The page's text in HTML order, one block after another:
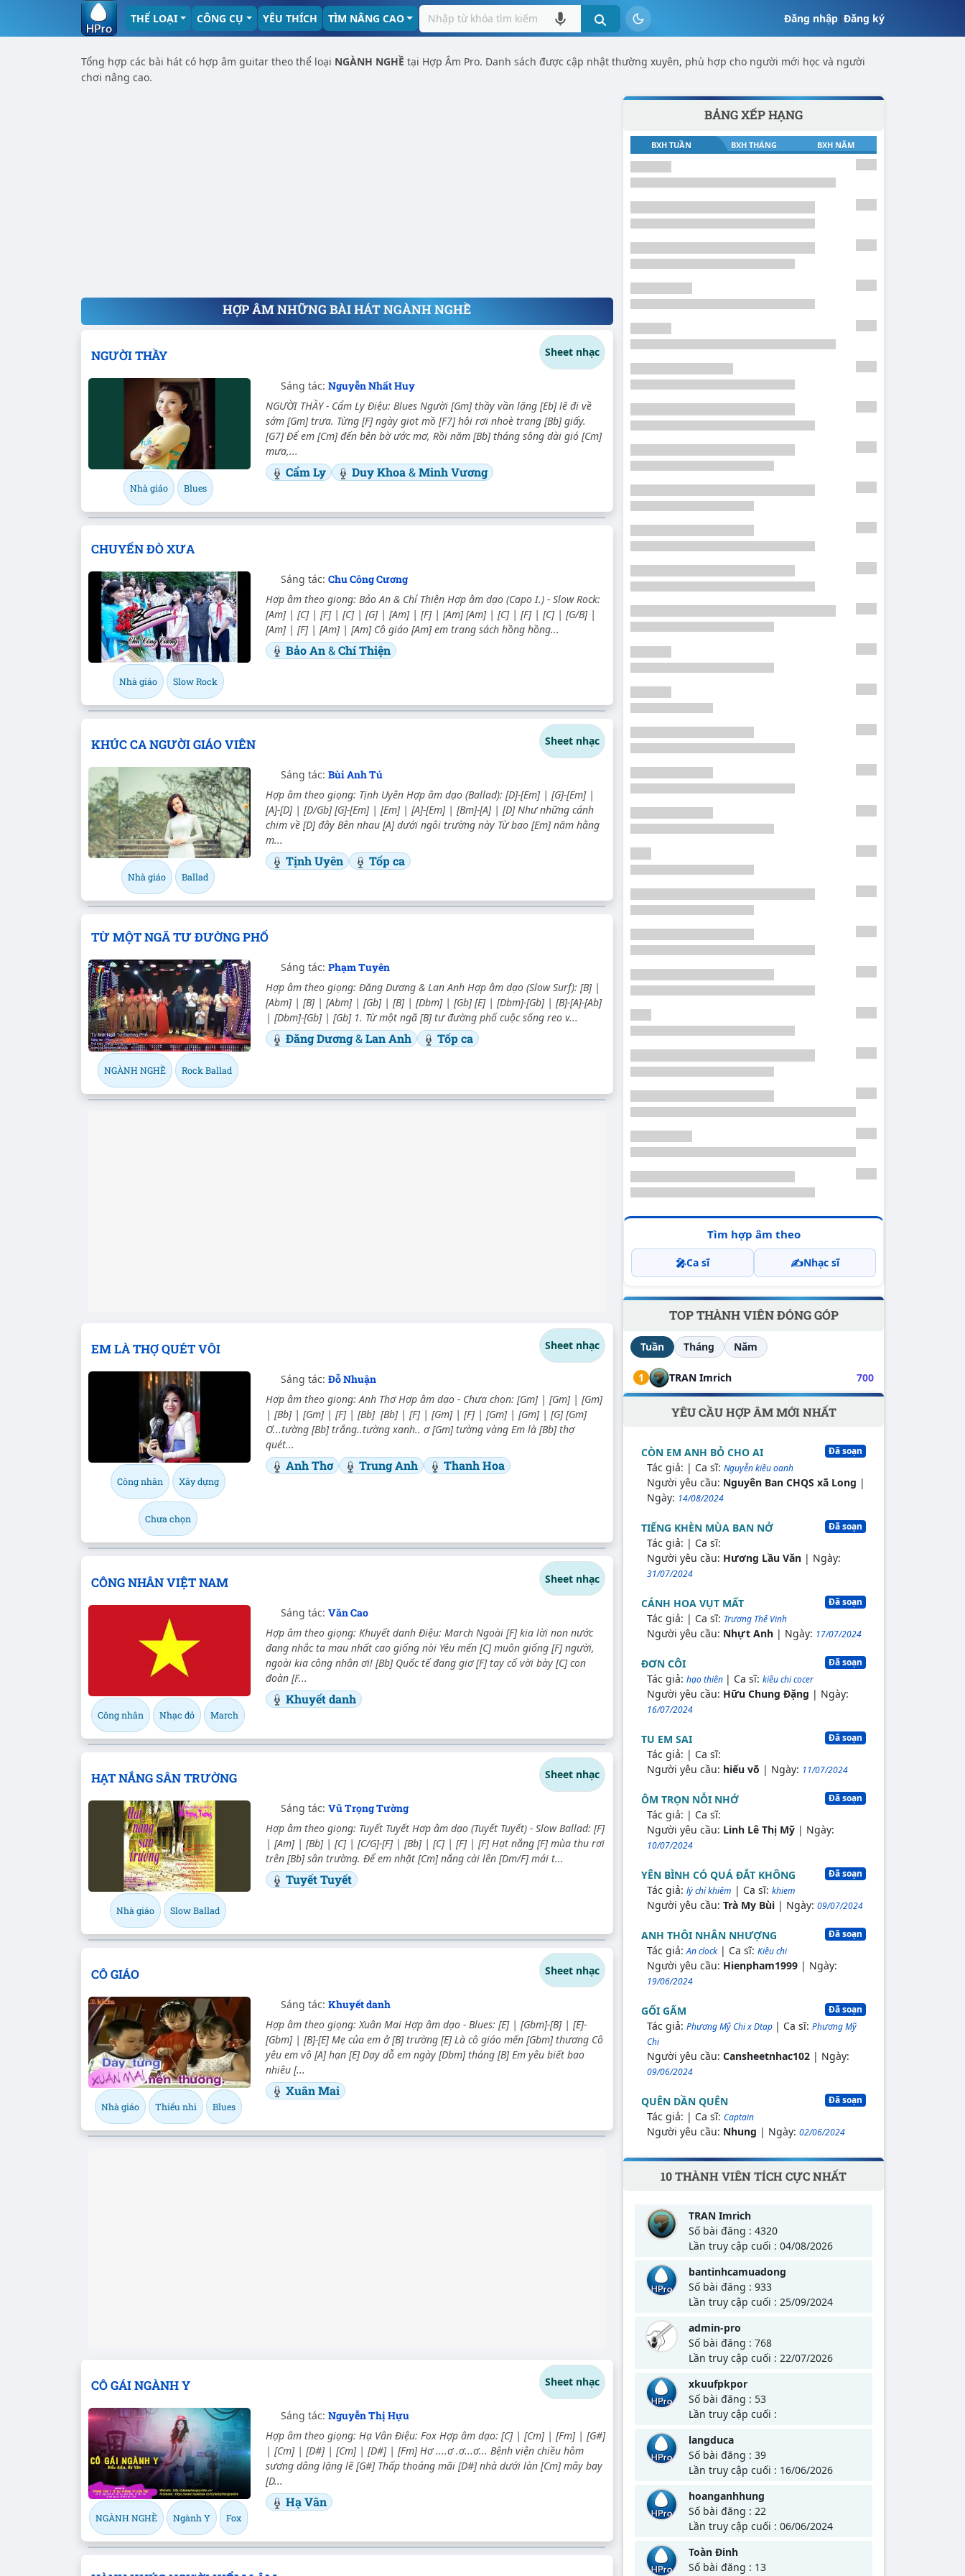
Đăng nhập|Đăng ký
THỂ LOẠI CÔNG CỤ YÊU THÍCH TÌM NÂNG CAO
Tổng hợp các bài hát có hợp âm guitar theo thể loại NGÀNH NGHỀ tại Hợp Âm Pro. Danh sách được cập nhật thường xuyên, phù hợp cho người mới học và người
chơi nâng cao.
HỢP ÂM NHỮNG BÀI HÁT NGÀNH NGHỀ
NGƯỜI THẦY Sheet nhạc
Nhà giáo Blues
Sáng tác:Nguyễn Nhất Huy
NGƯỜI THẦY - Cẩm Ly Điệu: Blues Người [Gm] thầy vần lặng [Eb] lẽ đi về
sớm [Gm] trưa. Từng [F] ngày giọt mồ [F7] hôi rơi nhoè trang [Bb] giấy.
[G7] Để em [Cm] đến bên bờ ước mơ, Rồi năm [Bb] tháng sông dài gió [Cm]
mưa,...
Cẩm Ly Duy Khoa&Minh Vương
CHUYẾN ĐÒ XƯA
Nhà giáo Slow Rock
Sáng tác:Chu Công Cương
Hợp âm theo giọng: Bảo An & Chí Thiện Hợp âm dạo (Capo I.) - Slow Rock:
[Am] | [C] | [F] | [C] | [G] | [Am] | [F] | [Am] [Am] | [C] | [F] | [C] | [G/B] |
[Am] | [F] | [Am] | [Am] Cô giáo [Am] em trang sách hồng hồng...
Bảo An&Chí Thiện
KHÚC CA NGƯỜI GIÁO VIÊN Sheet nhạc
Nhà giáo Ballad
Sáng tác:Bùi Anh Tú
Hợp âm theo giọng: Tịnh Uyên Hợp âm dạo (Ballad): [D]-[Em] | [G]-[Em] |
[A]-[D] | [D/Gb] [G]-[Em] | [Em] | [A]-[Em] | [Bm]-[A] | [D] Như những cánh
chim về [D] đây Bên nhau [A] dưới ngôi trường này Từ bao [Em] năm hằng
m...
Tịnh Uyên Tốp ca
TỪ MỘT NGÃ TƯ ĐƯỜNG PHỐ
NGÀNH NGHỀ Rock Ballad
Sáng tác:Phạm Tuyên
Hợp âm theo giọng: Đăng Dương & Lan Anh Hợp âm dạo (Slow Surf): [B] |
[Abm] | [B] | [Abm] | [Gb] | [B] | [Dbm] | [Gb] [E] | [Dbm]-[Gb] | [B]-[A]-[Ab]
| [Dbm]-[Gb] | [Gb] 1. Từ một ngã [B] tư đường phố cuộc sống reo v...
Đăng Dương&Lan Anh Tốp ca
EM LÀ THỢ QUÉT VÔI Sheet nhạc
Công nhân Xây dựng
Chưa chọn
Sáng tác:Đỗ Nhuận
Hợp âm theo giọng: Anh Thơ Hợp âm dạo - Chưa chọn: [Gm] | [Gm] | [Gm]
| [Bb] | [Gm] | [F] | [Bb] [Bb] | [F] | [Gm] | [F] | [Gm] | [Gm] | [G] [Gm]
Ơ...tường [Bb] trắng..tường xanh.. ơ [Gm] tường vàng Em là [Bb] thợ
quét...
Anh Thơ Trung Anh Thanh Hoa
CÔNG NHÂN VIỆT NAM Sheet nhạc
Công nhân Nhạc đỏ March
Sáng tác:Văn Cao
Hợp âm theo giọng: Khuyết danh Điệu: March Ngoài [F] kia lời non nước
đang nhắc ta mau nhất cao giống nòi Yêu mến [C] muôn giống [F] người,
ngoài kia công nhân ơi! [Bb] Quốc tế đang giơ [F] tay cố vời bày [C] con
đoàn [F...
Khuyết danh
HẠT NẮNG SÂN TRƯỜNG Sheet nhạc
Nhà giáo Slow Ballad
Sáng tác:Vũ Trọng Tường
Hợp âm theo giọng: Tuyết Tuyết Hợp âm dạo (Tuyết Tuyết) - Slow Ballad: [F]
| [Am] | [Bb] | [C] | [C/G]-[F] | [Bb] | [C] | [F] | [F] Hạt nắng [F] mùa thu rơi
trên [Bb] sân trường. Để em nhặt [Cm] nắng cài lên [Dm/F] mái t...
Tuyết Tuyết
CÔ GIÁO Sheet nhạc
Nhà giáo Thiếu nhi Blues
Sáng tác:Khuyết danh
Hợp âm theo giọng: Xuân Mai Hợp âm dạo - Blues: [E] | [Gbm]-[B] | [E]-
[Gbm] | [B]-[E] Mẹ của em ở [B] trường [E] Là cô giáo mến [Gbm] thương Cô
yêu em vô [A] hạn [E] Dạy dỗ em ngày [Dbm] tháng [B] Em yêu biết bao
nhiêu [...
Xuân Mai
CÔ GÁI NGÀNH Y Sheet nhạc
NGÀNH NGHỀ Ngành Y Fox
Sáng tác:Nguyễn Thị Hựu
Hợp âm theo giọng: Hạ Vân Điệu: Fox Hợp âm dạo: [C] | [Cm] | [Fm] | [G#]
| [Cm] | [D#] | [Cm] | [D#] | [Fm] Hơ ....ơ .ơ...ơ... Bệnh viện chiều hôm
sương dâng lặng lẽ [G#] Thấp thoáng mãi [D#] nhà dưới làn [Cm] mây bay
[D...
Hạ Vân
BẢNG XẾP HẠNG
BXH TUẦN BXH THÁNG BXH NĂM
Tìm hợp âm theo
🎤Ca sĩ ✍️Nhạc sĩ
TOP THÀNH VIÊN ĐÓNG GÓP
Tuần Tháng Năm
1 TRAN Imrich 700
YÊU CẦU HỢP ÂM MỚI NHẤT
CÒN EM ANH BỎ CHO AI Đã soạn
Tác giả: | Ca sĩ: Nguyễn kiều oanh
Người yêu cầu: Nguyên Ban CHQS xã Long |
Ngày: 14/08/2024
TIẾNG KHÈN MÙA BAN NỞ Đã soạn
Tác giả: | Ca sĩ:
Người yêu cầu: Hương Lầu Văn| Ngày:
31/07/2024
CÁNH HOA VỤT MẤT Đã soạn
Tác giả: | Ca sĩ: Trương Thế Vinh
Người yêu cầu: Nhựt Anh| Ngày: 17/07/2024
ĐƠN CÔI Đã soạn
Tác giả: hạo thiên | Ca sĩ: kiều chi cocer
Người yêu cầu: Hữu Chung Đặng | Ngày:
16/07/2024
TU EM SAI Đã soạn
Tác giả: | Ca sĩ:
Người yêu cầu: hiếu võ | Ngày: 11/07/2024
ÔM TRỌN NỖI NHỚ Đã soạn
Tác giả: | Ca sĩ:
Người yêu cầu: Linh Lê Thị Mỹ| Ngày:
10/07/2024
YÊN BÌNH CÓ QUÁ ĐẮT KHÔNG Đã soạn
Tác giả: lý chí khiêm | Ca sĩ: khiem
Người yêu cầu: Trà My Bùi| Ngày: 09/07/2024
ANH THÔI NHÂN NHƯỢNG Đã soạn
Tác giả: An clock| Ca sĩ: Kiều chi
Người yêu cầu: Hienpham1999| Ngày:
19/06/2024
GỐI GẤM Đã soạn
Tác giả: Phương Mỹ Chi x Dtap | Ca sĩ: Phương Mỹ
Chi
Người yêu cầu: Cansheetnhac102| Ngày:
09/06/2024
QUÊN DẦN QUÊN Đã soạn
Tác giả: | Ca sĩ: Captain
Người yêu cầu: Nhung | Ngày: 02/06/2024
10 THÀNH VIÊN TÍCH CỰC NHẤT
TRAN Imrich
Số bài đăng : 4320
Lần truy cập cuối : 04/08/2026
bantinhcamuadong
Số bài đăng : 933
Lần truy cập cuối : 25/09/2024
admin-pro
Số bài đăng : 768
Lần truy cập cuối : 22/07/2026
xkuufpkpor
Số bài đăng : 53
Lần truy cập cuối :
langduca
Số bài đăng : 39
Lần truy cập cuối : 16/06/2026
hoanganhhung
Số bài đăng : 22
Lần truy cập cuối : 06/06/2024
Toàn Đinh
Số bài đăng : 13